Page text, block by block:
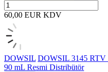
60,00 EUR KDV
DOWSIL DOWSIL 3145 RTV
90 mL Resmi Distribütör